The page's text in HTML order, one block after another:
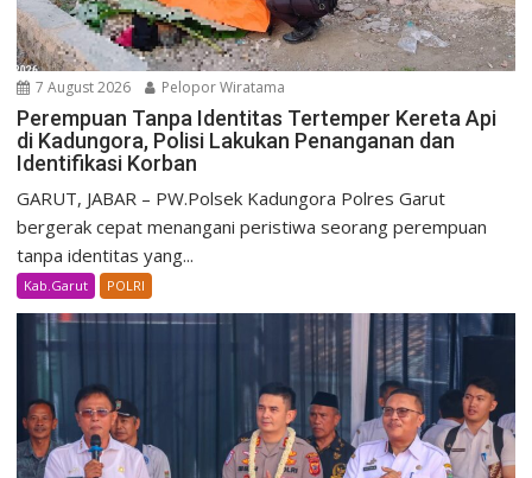
7 August 2026 Pelopor Wiratama
Perempuan Tanpa Identitas Tertemper Kereta Api
di Kadungora, Polisi Lakukan Penanganan dan
Identifikasi Korban
GARUT, JABAR – PW.Polsek Kadungora Polres Garut
bergerak cepat menangani peristiwa seorang perempuan
tanpa identitas yang...
Kab.Garut POLRI